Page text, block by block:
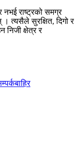
नभई राष्ट्रको समग्र
त्यसैले सुरक्षित, दिगो र
निजी क्षेत्र र